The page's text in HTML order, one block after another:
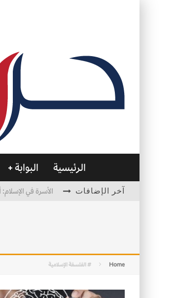
الرئيسية البوابة
آخر الإضافات الأسرة في
Home # الفلسفة الإسلامية